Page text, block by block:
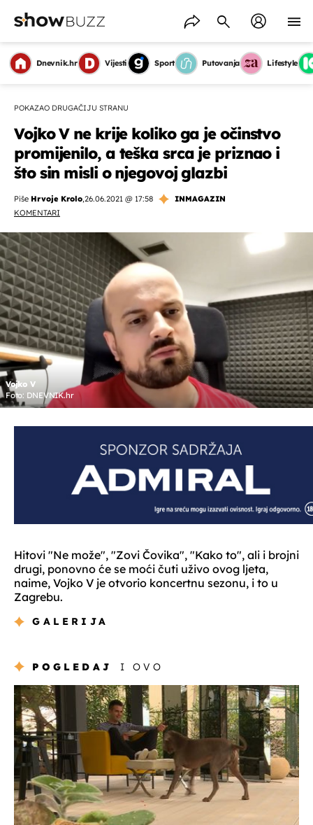
Dnevnik.hr Vijesti Sport Putovanja Lifestyle
POKAZAO DRUGAČIJU STRANU
Vojko V ne krije koliko ga je očinstvo
promijenilo, a teška srca je priznao i
što sin misli o njegovoj glazbi
Piše Hrvoje Krolo,26.06.2021 @ 17:58
INMAGAZIN
KOMENTARI
Vojko V
Foto: DNEVNIK.hr
Hitovi "Ne može", "Zovi Čovika", "Kako to", ali i brojni
drugi, ponovno će se moći čuti uživo ovog ljeta,
naime, Vojko V je otvorio koncertnu sezonu, i to u
Zagrebu.
GALERIJA
POGLEDAJ I OVO
OMOGUĆI OBAVIJESTI